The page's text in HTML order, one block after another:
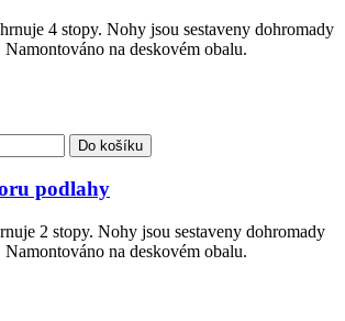
4 stopy. Nohy jsou sestaveny dohromady
na deskovém obalu.
Do košíku
podlahy
2 stopy. Nohy jsou sestaveny dohromady
na deskovém obalu.